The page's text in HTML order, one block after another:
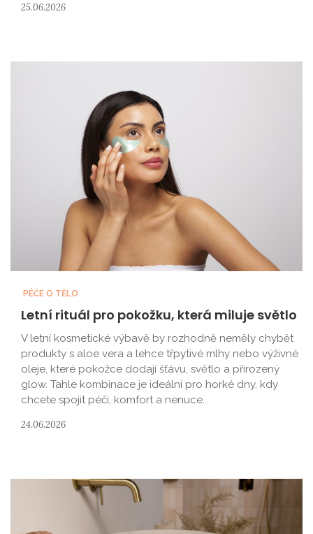
25.06.2026
PÉČE O TĚLO
Letní rituál pro pokožku, která miluje světlo
V letní kosmetické výbavě by rozhodně neměly chybět
produkty s aloe vera a lehce třpytivé mlhy nebo výživné
oleje, které pokožce dodají šťávu, světlo a přirozený
glow. Tahle kombinace je ideální pro horké dny, kdy
chcete spojit péči, komfort a nenuce...
24.06.2026